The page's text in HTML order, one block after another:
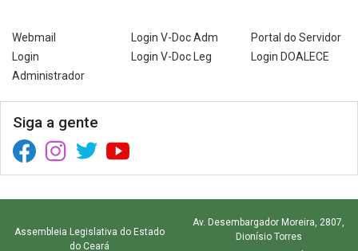
Webmail
Login
Administrador
Login V-Doc Adm
Login V-Doc Leg
Portal do Servidor
Login DOALECE
Siga a gente
Facebook (abre em nova janela)
Instagram (abre em nova janela)
Twitter (abre em nova janela)
YouTube (abre em nova janela)
Assembleia Legislativa do Estado
do Ceará
Av. Desembargador Moreira, 2807,
Dionísio Torres